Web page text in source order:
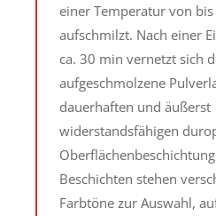
einer Temperatur von bis
aufschmilzt. Nach einer
ca. 30 min vernetzt sich
aufgeschmolzene
dauerhaften und äußerst
widerstandsfähigen
Beschichten stehen
Farbtöne zur Auswahl,